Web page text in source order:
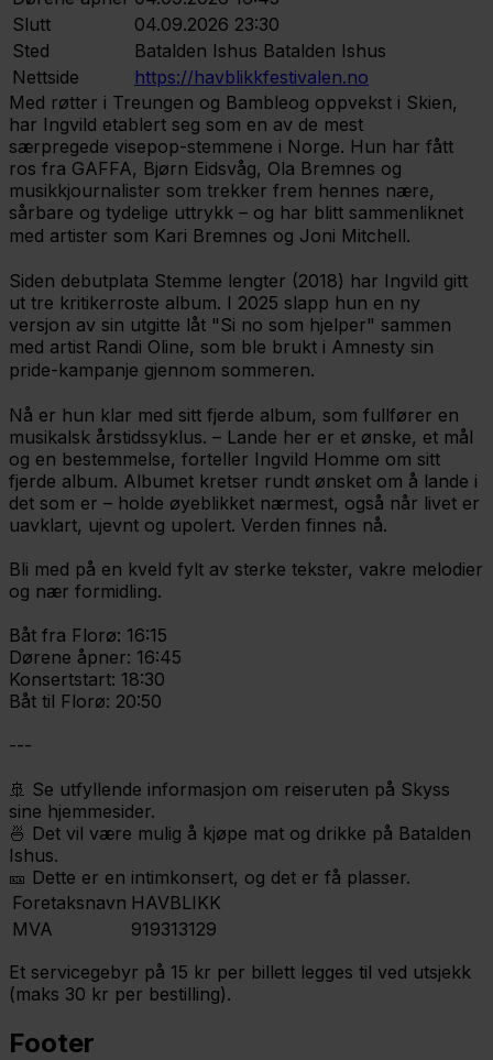
Slutt
04.09.2026 23:30
Sted
Batalden Ishus Batalden Ishus
Nettside
https://havblikkfestivalen.no
Med røtter i Treungen og Bambleog oppvekst i Skien,
har Ingvild etablert seg som en av de mest
særpregede visepop-stemmene i Norge. Hun har fått
ros fra GAFFA, Bjørn Eidsvåg, Ola Bremnes og
musikkjournalister som trekker frem hennes nære,
sårbare og tydelige uttrykk – og har blitt sammenliknet
med artister som Kari Bremnes og Joni Mitchell.
Siden debutplata Stemme lengter (2018) har Ingvild gitt
ut tre kritikerroste album. I 2025 slapp hun en ny
versjon av sin utgitte låt "Si no som hjelper" sammen
med artist Randi Oline, som ble brukt i Amnesty sin
pride-kampanje gjennom sommeren.
Nå er hun klar med sitt fjerde album, som fullfører en
musikalsk årstidssyklus. – Lande her er et ønske, et mål
og en bestemmelse, forteller Ingvild Homme om sitt
fjerde album. Albumet kretser rundt ønsket om å lande i
det som er – holde øyeblikket nærmest, også når livet er
uavklart, ujevnt og upolert. Verden finnes nå.
Bli med på en kveld fylt av sterke tekster, vakre melodier
og nær formidling.
Båt fra Florø: 16:15
Dørene åpner: 16:45
Konsertstart: 18:30
Båt til Florø: 20:50
---
🚢 Se utfyllende informasjon om reiseruten på Skyss
sine hjemmesider.
🍜 Det vil være mulig å kjøpe mat og drikke på Batalden
Ishus.
🎫 Dette er en intimkonsert, og det er få plasser.
Foretaksnavn HAVBLIKK
MVA
919313129
Et servicegebyr på 15 kr per billett legges til ved utsjekk
(maks 30 kr per bestilling).
Footer